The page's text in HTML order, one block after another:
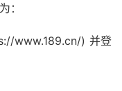
：
www.189.cn/) 并登